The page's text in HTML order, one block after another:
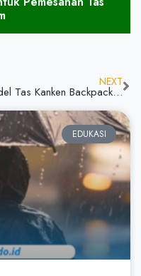
NEXT
Model Tas Kanken Backpack Bahan Berkualitas Serta Desain Unik Yuk Simak
EDUKASI